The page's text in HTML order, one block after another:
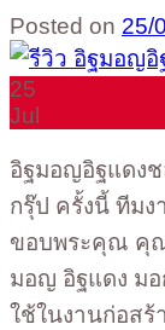
Posted on 25/
25
Jul
อิฐมอญอิฐแดง
กรุ๊ป ครั้งนี้ ทีม
ขอบพระคุณ คุณ
มอญ อิฐแดง ม
ใช้ในงานก่อสร้